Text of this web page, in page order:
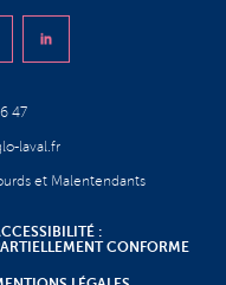
47
laval.fr
et Malentendants
:
CONFORME